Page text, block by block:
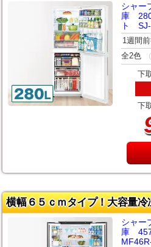
シャー
庫
ト SJ-
1週間
全2色
下
下
横幅６５ｃｍタイプ！大容量
シャー
庫